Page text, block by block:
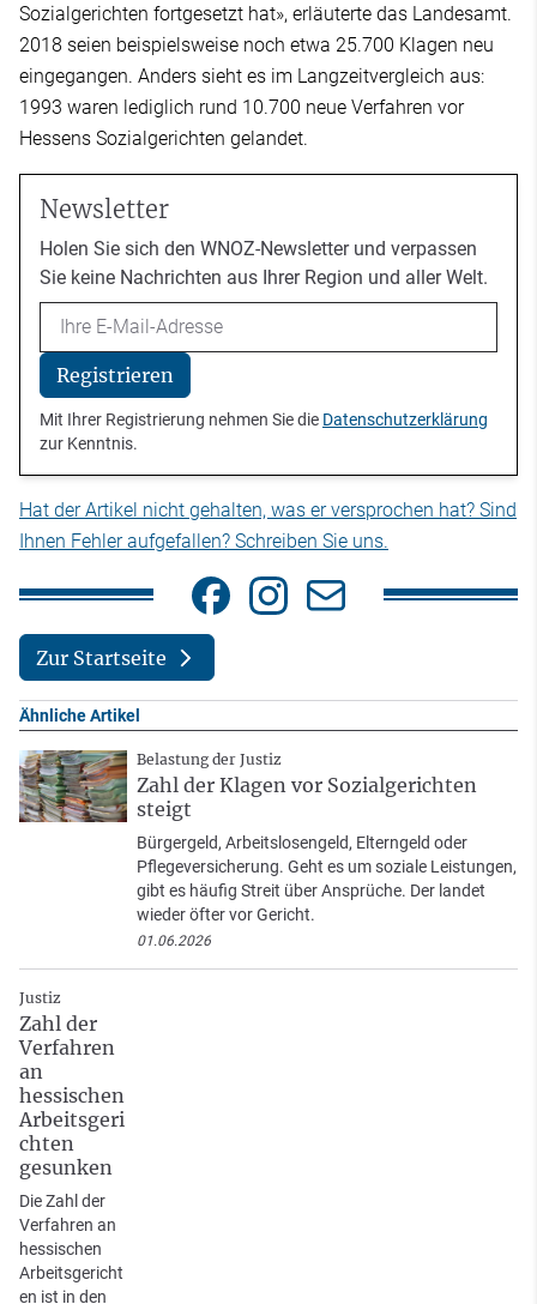
Sozialgerichten fortgesetzt hat», erläuterte das Landesamt.
2018 seien beispielsweise noch etwa 25.700 Klagen neu
eingegangen. Anders sieht es im Langzeitvergleich aus:
1993 waren lediglich rund 10.700 neue Verfahren vor
Hessens Sozialgerichten gelandet.
Newsletter
Holen Sie sich den WNOZ-Newsletter und verpassen
Sie keine Nachrichten aus Ihrer Region und aller Welt.
Email
Registrieren
Mit Ihrer Registrierung nehmen Sie die Datenschutzerklärung
zur Kenntnis.
Hat der Artikel nicht gehalten, was er versprochen hat? Sind
Ihnen Fehler aufgefallen? Schreiben Sie uns.
Zur Startseite
Ähnliche Artikel
Belastung der Justiz
Zahl der Klagen vor Sozialgerichten
steigt
Bürgergeld, Arbeitslosengeld, Elterngeld oder
Pflegeversicherung. Geht es um soziale Leistungen,
gibt es häufig Streit über Ansprüche. Der landet
wieder öfter vor Gericht.
01.06.2026
Justiz
Zahl der
Verfahren
an
hessischen
Arbeitsgeri
chten
gesunken
Die Zahl der
Verfahren an
hessischen
Arbeitsgericht
en ist in den